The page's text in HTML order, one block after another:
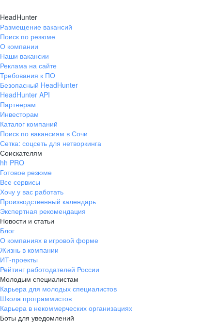
HeadHunter
Размещение вакансий
Поиск по резюме
О компании
Наши вакансии
Реклама на сайте
Требования к ПО
Безопасный HeadHunter
HeadHunter API
Партнерам
Инвесторам
Каталог компаний
Поиск по вакансиям в Сочи
Сетка: соцсеть для нетворкинга
Соискателям
hh PRO
Готовое резюме
Все сервисы
Хочу у вас работать
Производственный календарь
Экспертная рекомендация
Новости и статьи
Блог
О компаниях в игровой форме
Жизнь в компании
ИТ-проекты
Рейтинг работодателей России
Молодым специалистам
Карьера для молодых специалистов
Школа программистов
Карьера в некоммерческих организациях
Боты для уведомлений